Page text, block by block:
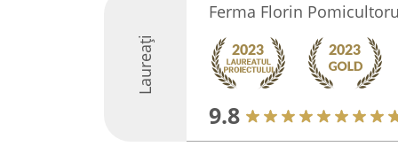
Laureați
Ferma Florin
9.8